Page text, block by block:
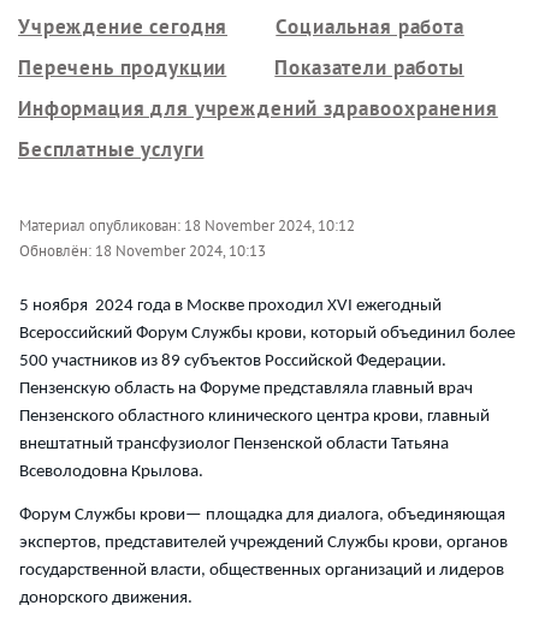
Учреждение сегодня
Социальная работа
Перечень продукции
Показатели работы
Информация для учреждений здравоохранения
Бесплатные услуги
Материал опубликован: 18 November 2024, 10:12
Обновлён: 18 November 2024, 10:13
5 ноября 2024 года в Москве проходил XVI ежегодный
Всероссийский Форум Службы крови, который объединил более
500 участников из 89 субъектов Российской Федерации.
Пензенскую область на Форуме представляла главный врач
Пензенского областного клинического центра крови, главный
внештатный трансфузиолог Пензенской области Татьяна
Всеволодовна Крылова.
Форум Службы крови— площадка для диалога, объединяющая
экспертов, представителей учреждений Службы крови, органов
государственной власти, общественных организаций и лидеров
донорского движения.